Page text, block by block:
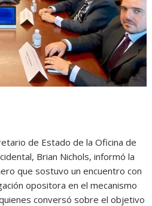
de Estado de la Oficina de
Brian Nichols, informó la
que sostuvo un encuentro con
opositora en el mecanismo
conversó sobre el objetivo